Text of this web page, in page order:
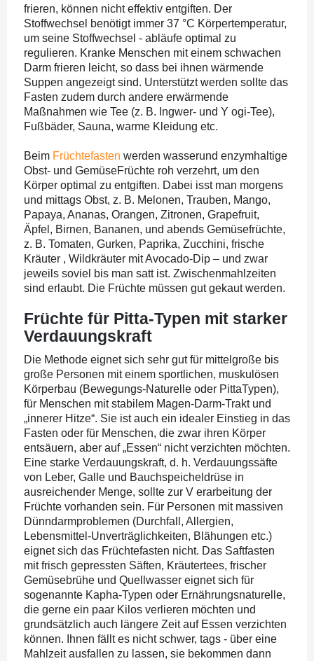
frieren, können nicht effektiv entgiften. Der
Stoffwechsel benötigt immer 37 °C Körpertemperatur,
um seine Stoffwechsel - abläufe optimal zu
regulieren. Kranke Menschen mit einem schwachen
Darm frieren leicht, so dass bei ihnen wärmende
Suppen angezeigt sind. Unterstützt werden sollte das
Fasten zudem durch andere erwärmende
Maßnahmen wie Tee (z. B. Ingwer- und Y ogi-Tee),
Fußbäder, Sauna, warme Kleidung etc.
Beim Früchtefasten werden wasserund enzymhaltige
Obst- und GemüseFrüchte roh verzehrt, um den
Körper optimal zu entgiften. Dabei isst man morgens
und mittags Obst, z. B. Melonen, Trauben, Mango,
Papaya, Ananas, Orangen, Zitronen, Grapefruit,
Äpfel, Birnen, Bananen, und abends Gemüsefrüchte,
z. B. Tomaten, Gurken, Paprika, Zucchini, frische
Kräuter , Wildkräuter mit Avocado-Dip – und zwar
jeweils soviel bis man satt ist. Zwischenmahlzeiten
sind erlaubt. Die Früchte müssen gut gekaut werden.
Früchte für Pitta-Typen mit starker
Verdauungskraft
Die Methode eignet sich sehr gut für mittelgroße bis
große Personen mit einem sportlichen, muskulösen
Körperbau (Bewegungs-Naturelle oder PittaTypen),
für Menschen mit stabilem Magen-Darm-Trakt und
„innerer Hitze“. Sie ist auch ein idealer Einstieg in das
Fasten oder für Menschen, die zwar ihren Körper
entsäuern, aber auf „Essen“ nicht verzichten möchten.
Eine starke Verdauungskraft, d. h. Verdauungssäfte
von Leber, Galle und Bauchspeicheldrüse in
ausreichender Menge, sollte zur V erarbeitung der
Früchte vorhanden sein. Für Personen mit massiven
Dünndarmproblemen (Durchfall, Allergien,
Lebensmittel-Unverträglichkeiten, Blähungen etc.)
eignet sich das Früchtefasten nicht. Das Saftfasten
mit frisch gepressten Säften, Kräutertees, frischer
Gemüsebrühe und Quellwasser eignet sich für
sogenannte Kapha-Typen oder Ernährungsnaturelle,
die gerne ein paar Kilos verlieren möchten und
grundsätzlich auch längere Zeit auf Essen verzichten
können. Ihnen fällt es nicht schwer, tags - über eine
Mahlzeit ausfallen zu lassen, sie bekommen dann